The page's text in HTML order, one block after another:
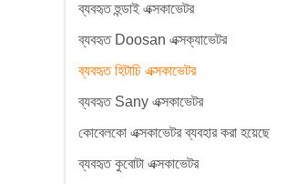
ব্যবহৃত হুন্ডাই এক্সকাভেটর
ব্যবহৃত Doosan এক্সক্যাভেটর
ব্যবহৃত হিটাচি এক্সকাভেটর
ব্যবহৃত Sany এক্সকাভেটর
কোবেলকো এক্সকাভেটর ব্যবহার করা হয়েছে
ব্যবহৃত কুবোটা এক্সকাভেটর